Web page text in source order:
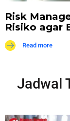
Risk
Risiko agar
Read more
Jadwal